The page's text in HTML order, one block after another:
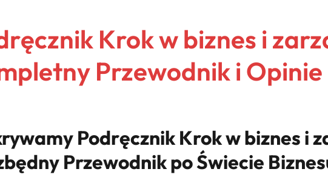
Krok w biznes i
Przewodnik i Opinie
Podręcznik Krok w biznes i
Przewodnik po Świecie